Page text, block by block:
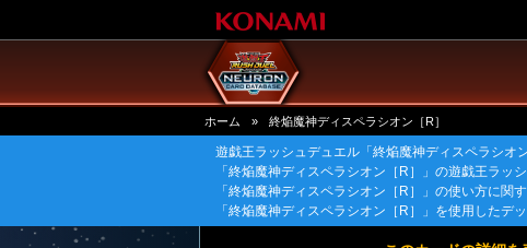
ホーム » 終焔魔神ディスペラシオン［R］
遊戯王ラッシュデュエル「終焔魔神ディスペラシオ
「終焔魔神ディスペラシオン［R］」の遊戯王ラッ
「終焔魔神ディスペラシオン［R］」の使い方に関
「終焔魔神ディスペラシオン［R］」を使用したデ